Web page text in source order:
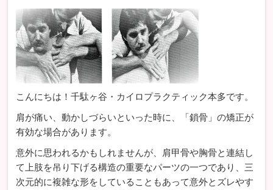
こんにちは！千駄ヶ谷・カイロプラクティック本多です。
肩が痛い、動かしづらいといった時に、「鎖骨」の矯正が
有効な場合があります。
意外に思われるかもしれませんが、肩甲骨や胸骨と連結し
て上肢を吊り下げる構造の重要なパーツの一つであり、三
次元的に複雑な形をしていることもあって意外とズレやす